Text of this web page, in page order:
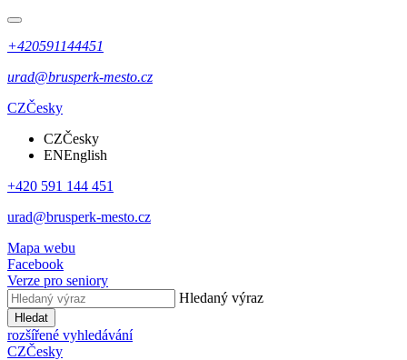
+420591144451
urad@brusperk-mesto.cz
CZČesky
CZČesky
ENEnglish
+420 591 144 451
urad@brusperk-mesto.cz
Mapa webu
Facebook
Verze pro seniory
Hledaný výraz
Hledat
rozšířené vyhledávání
CZČesky